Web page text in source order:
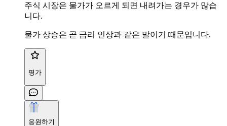
주식 시장은 물가가 오르게 되면 내려가는 경우가 많습
니다.
물가 상승은 곧 금리 인상과 같은 말이기 때문입니다.
평가
응원하기